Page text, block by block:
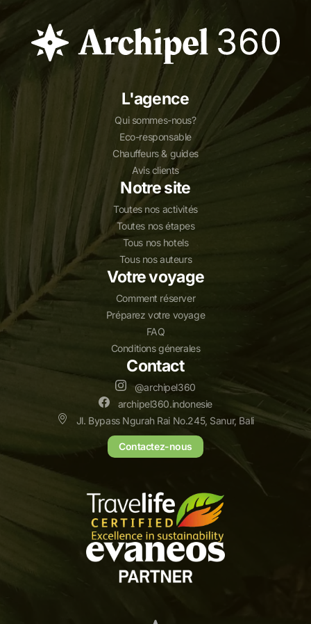
L'agence
Qui sommes-nous?
Eco-responsable
Chauffeurs & guides
Avis clients
Notre site
Toutes nos activités
Toutes nos étapes
Tous nos hotels
Tous nos auteurs
Votre voyage
Comment réserver
Préparez votre voyage
FAQ
Conditions génerales
Contact
@archipel360
archipel360.indonesie
Jl. Bypass Ngurah Rai No.245, Sanur, Bali
Contactez-nous